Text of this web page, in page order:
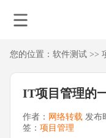
您的位置： 软件测试 >>
IT项目管理的
作者： 网络转载 发布
签： 项目管理